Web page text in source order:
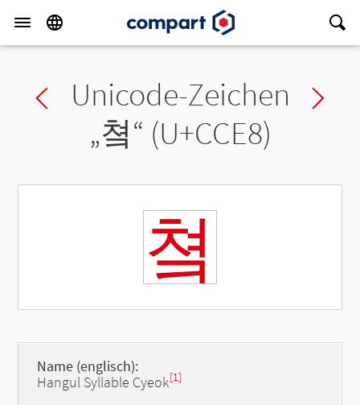
Previous char
Unicode-Zeichen
„쳨“ (U+CCE8)
쳨
Name (englisch):
Hangul Syllable Cyeok[1]